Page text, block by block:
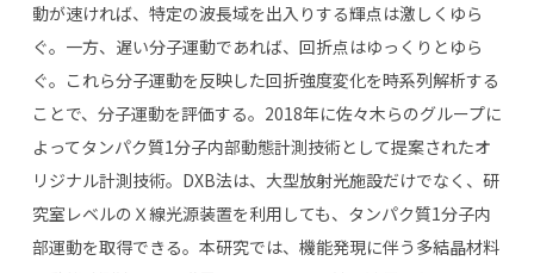
動が速ければ、特定の波長域を出入りする輝点は激しくゆら
ぐ。一方、遅い分子運動であれば、回折点はゆっくりとゆら
ぐ。これら分子運動を反映した回折強度変化を時系列解析する
ことで、分子運動を評価する。 2018年に佐々木らのグループに
よってタンパク質1分子内部動態計測技術として提案されたオ
リジナル計測技術。 DXB法は、大型放射光施設だけでなく、研
究室レベルのＸ線光源装置を利用しても、タンパク質1分子内
部運動を取得できる。本研究では、機能発現に伴う多結晶材料